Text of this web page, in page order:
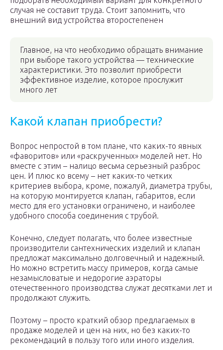
случая не составит труда. Стоит запомнить, что
внешний вид устройства второстепенен
Главное, на что необходимо обращать внимание
при выборе такого устройства — технические
характеристики. Это позволит приобрести
эффективное изделие, которое прослужит
много лет
Какой клапан приобрести?
Вопрос непростой в том плане, что каких-то явных
«фаворитов» или «раскрученных» моделей нет. Но
вместе с этим – налицо весьма серьезный разброс
цен. И плюс ко всему – нет каких-то четких
критериев выбора, кроме, пожалуй, диаметра трубы,
на которую монтируется клапан, габаритов, если
место для его установки ограничено, и наиболее
удобного способа соединения с трубой.
Конечно, следует полагать, что более известные
производители сантехнических изделий и клапан
предложат максимально долговечный и надежный.
Но можно встретить массу примеров, когда самые
незамысловатые и недорогие аэраторы
отечественного производства служат десятками лет и
продолжают служить.
Поэтому – просто краткий обзор предлагаемых в
продаже моделей и цен на них, но без каких-то
рекомендаций в пользу того или иного изделия.